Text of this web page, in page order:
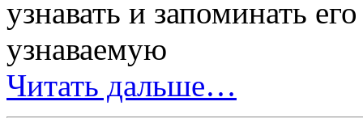
узнавать и запоминать
узнаваемую
Читать дальше…